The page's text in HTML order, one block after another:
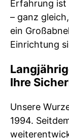
Erfahrung ist
– ganz
ein
Einrichtung
Ihre
Unsere
1994.